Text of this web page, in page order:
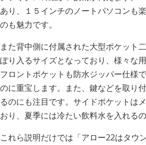
あり、１５インチのノートパソコンも
のも魅力です。
また背中側に付属された大型ポケット
ぽり入るサイズとなっており、様々な
フロントポケットも防水ジッパー仕様
のに重宝します。また、鍵などを取り
るのにも注目です。サイドポケットは
おり、夏季には冷たい飲料水を入れるの
これら説明だけでは「アロー22はタウ